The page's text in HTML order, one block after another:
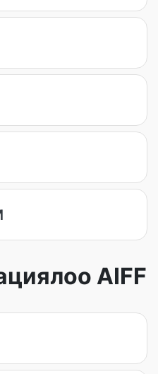
AIFF